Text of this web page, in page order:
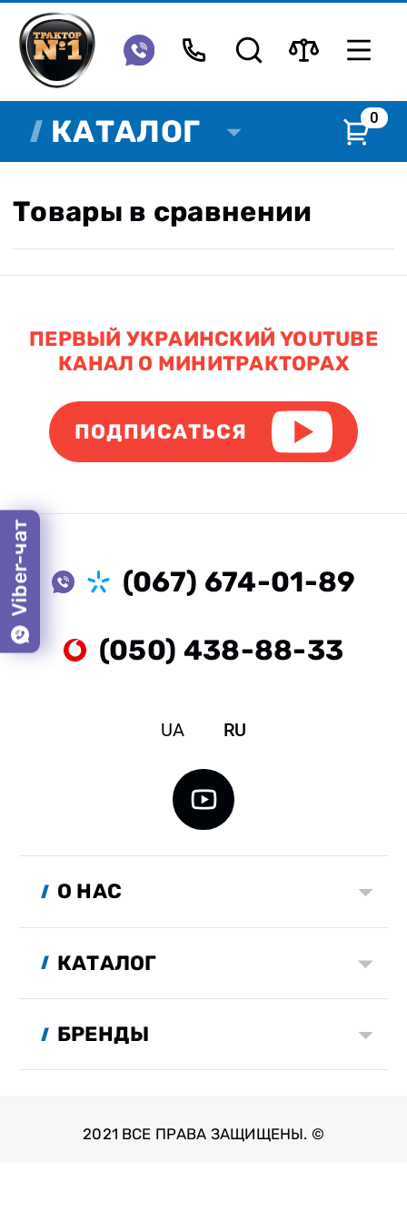
КАТАЛОГ 0
Товары в сравнении
Viber-чат
ПЕРВЫЙ УКРАИНСКИЙ YOUTUBE
КАНАЛ О МИНИТРАКТОРАХ
ПОДПИСАТЬСЯ
(067) 674-01-89
(050) 438-88-33
UA RU
О НАС
КАТАЛОГ
БРЕНДЫ
2021 ВСЕ ПРАВА ЗАЩИЩЕНЫ. ©